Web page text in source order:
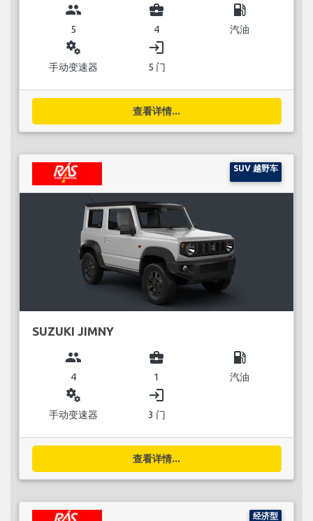
group
5
business_center
4
local_gas_station
汽油
miscellaneous_services
手动变速器
login
5 门
查看详情...
SUV 越野车
SUZUKI JIMNY
group
4
business_center
1
local_gas_station
汽油
miscellaneous_services
手动变速器
login
3 门
查看详情...
经济型